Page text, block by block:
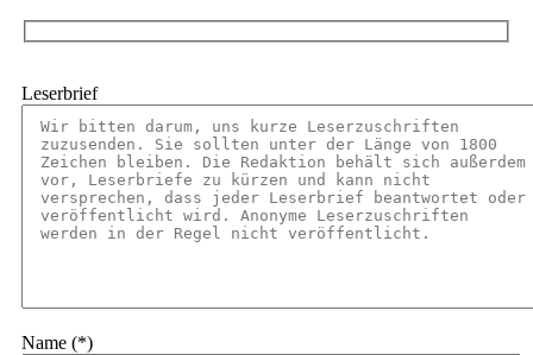
Leserbrief
Name (*)